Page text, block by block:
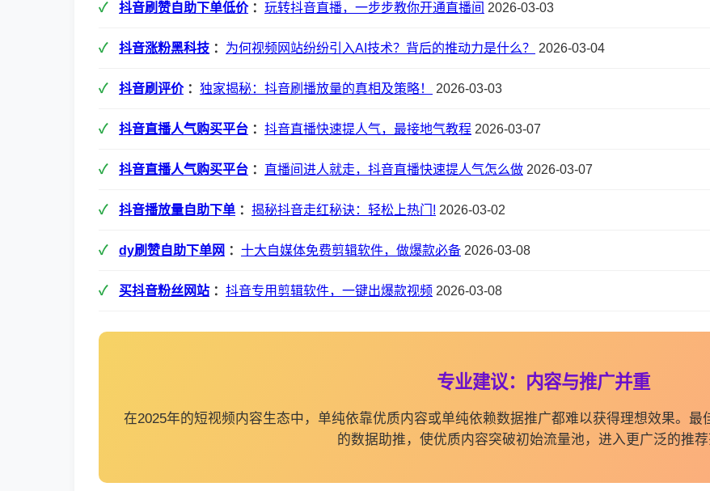
抖音刷赞自助下单低价： 玩转抖音直播，一步步教你开通直播间 2026-03-03
抖音涨粉黑科技 ： 为何视频网站纷纷引入AI技术？背后的推动力是什么？ 2026-03-04
抖音刷评价： 独家揭秘：抖音刷播放量的真相及策略！ 2026-03-03
抖音直播人气购买平台 ： 抖音直播快速提人气，最接地气教程 2026-03-07
抖音直播人气购买平台 ： 直播间进人就走，抖音直播快速提人气怎么做 2026-03-07
抖音播放量自助下单 ： 揭秘抖音走红秘诀：轻松上热门! 2026-03-02
dy刷赞自助下单网 ： 十大自媒体免费剪辑软件，做爆款必备 2026-03-08
买抖音粉丝网站 ： 抖音专用剪辑软件，一键出爆款视频 2026-03-08
专业建议：内容与推广并重
在2025年的短视频内容生态中，单纯依靠优质内容或单纯依赖数据推广都难以获得理想效果。
的数据助推，使优质内容突破初始流量池，进入更广泛的推荐